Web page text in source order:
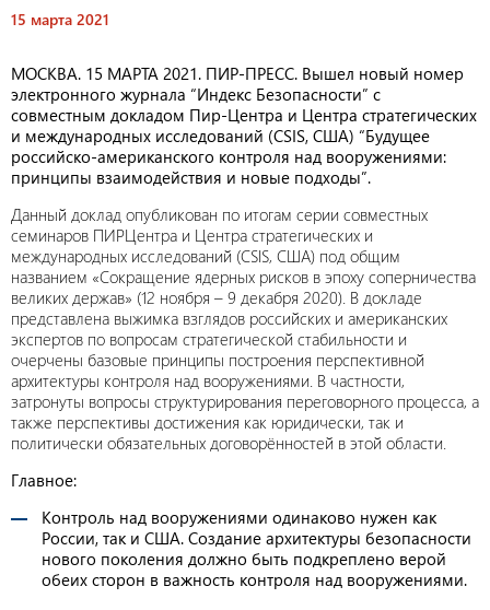
15 марта 2021
МОСКВА. 15 МАРТА 2021. ПИР-ПРЕСС. Вышел новый номер
электронного журнала “Индекс Безопасности” с
совместным докладом Пир-Центра и Центра стратегических
и международных исследований (CSIS, США) “Будущее
российско-американского контроля над вооружениями:
принципы взаимодействия и новые подходы”.
Данный доклад опубликован по итогам серии совместных
семинаров ПИРЦентра и Центра стратегических и
международных исследований (CSIS, США) под общим
названием «Сокращение ядерных рисков в эпоху соперничества
великих держав» (12 ноября – 9 декабря 2020). В докладе
представлена выжимка взглядов российских и американских
экспертов по вопросам стратегической стабильности и
очерчены базовые принципы построения перспективной
архитектуры контроля над вооружениями. В частности,
затронуты вопросы структурирования переговорного процесса, а
также перспективы достижения как юридически, так и
политически обязательных договорённостей в этой области.
Главное:
Контроль над вооружениями одинаково нужен как
России, так и США. Создание архитектуры безопасности
нового поколения должно быть подкреплено верой
обеих сторон в важность контроля над вооружениями.